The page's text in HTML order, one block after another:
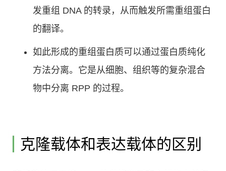
发重组 DNA 的转录，从而触发所需重组蛋白
的翻译。
如此形成的重组蛋白质可以通过蛋白质纯化
方法分离。它是从细胞、组织等的复杂混合
物中分离 RPP 的过程。
克隆载体和表达载体的区别